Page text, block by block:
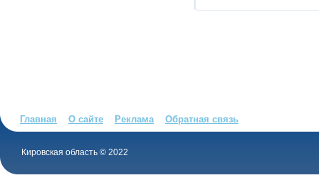
Главная О сайте Реклама Обратная связь
Кировская область © 2022